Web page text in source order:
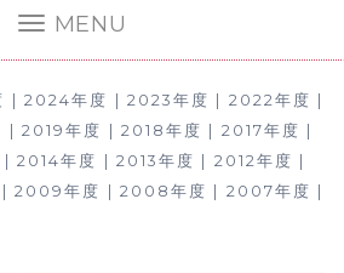
Toggle
MENU
| 2024年度 | 2023年度 | 2022年度 |
| 2019年度 | 2018年度 | 2017年度 |
| 2014年度 | 2013年度 | 2012年度 |
| 2009年度 | 2008年度 | 2007年度 |